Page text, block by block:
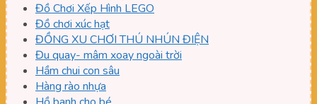
Đồ Chơi Xếp Hình LEGO
Đồ chơi xúc hạt
ĐỒNG XU CHƠI THÚ NHÚN ĐIỆN
Đu quay- mâm xoay ngoài trời
Hầm chui con sâu
Hàng rào nhựa